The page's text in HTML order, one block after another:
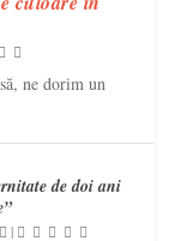
ne dorim un
de doi ani
|